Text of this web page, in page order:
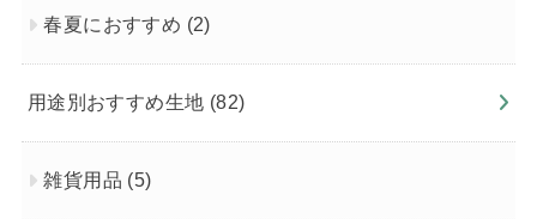
春夏におすすめ (2)
用途別おすすめ生地 (82)
雑貨用品 (5)